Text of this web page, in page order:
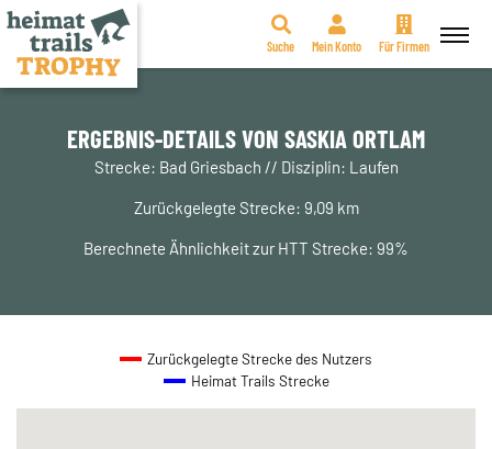
Zum
Suche Mein Konto Für Firmen
ERGEBNIS-DETAILS VON SASKIA ORTLAM
Strecke: Bad Griesbach // Disziplin: Laufen
Zurückgelegte Strecke: 9,09 km
Berechnete Ähnlichkeit zur HTT Strecke: 99%
Zurückgelegte Strecke des Nutzers
Heimat Trails Strecke